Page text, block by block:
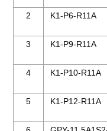
2 K1-P6-R11A
3 K1-P9-R11A
4 K1-P10-R11A
5 K1-P12-R11A